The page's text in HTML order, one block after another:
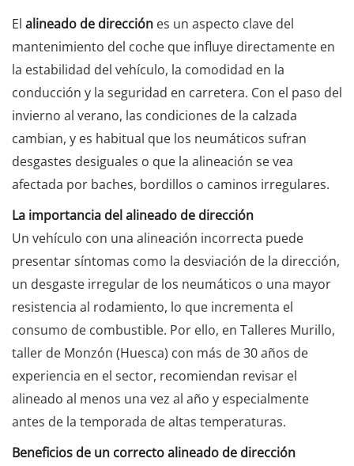
El alineado de dirección es un aspecto clave del
mantenimiento del coche que influye directamente en
la estabilidad del vehículo, la comodidad en la
conducción y la seguridad en carretera. Con el paso del
invierno al verano, las condiciones de la calzada
cambian, y es habitual que los neumáticos sufran
desgastes desiguales o que la alineación se vea
afectada por baches, bordillos o caminos irregulares.
La importancia del alineado de dirección
Un vehículo con una alineación incorrecta puede
presentar síntomas como la desviación de la dirección,
un desgaste irregular de los neumáticos o una mayor
resistencia al rodamiento, lo que incrementa el
consumo de combustible. Por ello, en Talleres Murillo,
taller de Monzón (Huesca) con más de 30 años de
experiencia en el sector, recomiendan revisar el
alineado al menos una vez al año y especialmente
antes de la temporada de altas temperaturas.
Beneficios de un correcto alineado de dirección